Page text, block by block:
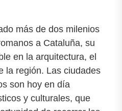
más de dos milenios
a Cataluña, su
en la arquitectura, el
la región. Las ciudades
son hoy en día
y culturales, que